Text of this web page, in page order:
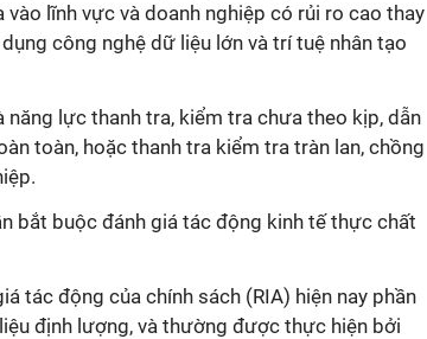
lĩnh vực và doanh nghiệp có rủi ro cao thay
công nghệ dữ liệu lớn và trí tuệ nhân tạo
năng lực thanh tra, kiểm tra chưa theo kịp, dẫn
toàn, hoặc thanh tra kiểm tra tràn lan, chồng
bắt buộc đánh giá tác động kinh tế thực chất
tác động của chính sách (RIA) hiện nay phần
định lượng, và thường được thực hiện bởi